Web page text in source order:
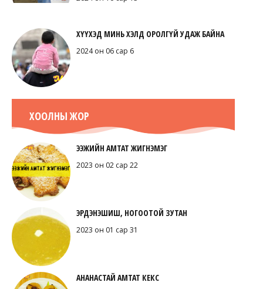
ХҮҮХЭД МИНЬ ХЭЛД ОРОЛГҮЙ УДАЖ БАЙНА
2024 он 06 сар 6
ХООЛНЫ ЖОР
ЭЭЖИЙН АМТАТ ЖИГНЭМЭГ
2023 он 02 сар 22
ЭРДЭНЭШИШ, НОГООТОЙ ЗУТАН
2023 он 01 сар 31
АНАНАСТАЙ АМТАТ КЕКС